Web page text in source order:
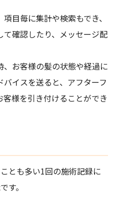
目毎に集計や検索もでき、
確認したり、メッセージ配
お客様の髪の状態や経過に
イスを送ると、アフターフ
様を引き付けることができ
とも多い1回の施術記録に
す。